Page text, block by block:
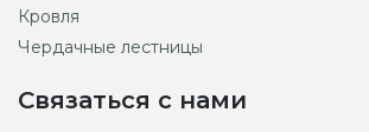
Кровля
Чердачные лестницы
Связаться с нами